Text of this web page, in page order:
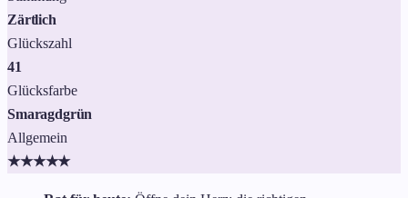
Zärtlich
Glückszahl
41
Glücksfarbe
Smaragdgrün
Allgemein
★★★★★